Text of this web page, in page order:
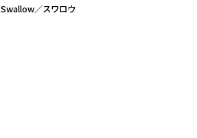
Swallow／スワロウ